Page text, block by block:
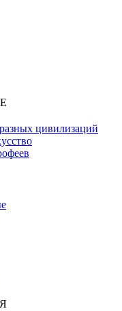
цивилизаций